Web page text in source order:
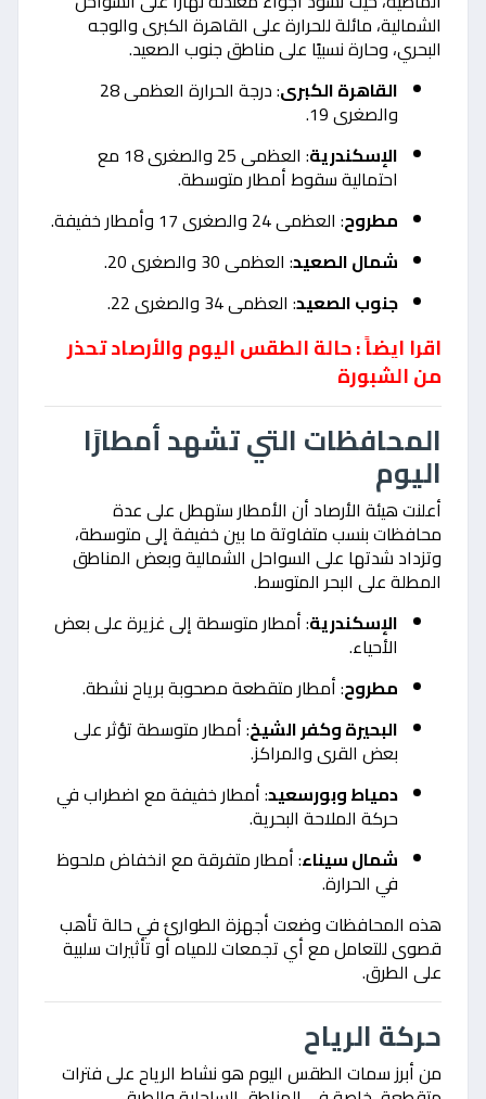
الشمالية، مائلة للحرارة على القاهرة الكبرى والوجه
البحري، وحارة نسبيًا على مناطق جنوب الصعيد.
القاهرة الكبرى
: درجة الحرارة العظمى 28
والصغرى 19.
الإسكندرية
: العظمى 25 والصغرى 18 مع
احتمالية سقوط أمطار متوسطة.
مطروح: العظمى 24 والصغرى 17 وأمطار خفيفة.
شمال الصعيد: العظمى 30 والصغرى 20.
جنوب الصعيد: العظمى 34 والصغرى 22.
اقرا ايضاً : حالة الطقس اليوم والأرصاد تحذر
من الشبورة
المحافظات التي تشهد أمطارًا
اليوم
أعلنت هيئة الأرصاد أن الأمطار ستهطل على عدة
محافظات بنسب متفاوتة ما بين خفيفة إلى متوسطة،
وتزداد شدتها على السواحل الشمالية وبعض المناطق
المطلة على البحر المتوسط.
الإسكندرية: أمطار متوسطة إلى غزيرة على بعض
الأحياء.
مطروح: أمطار متقطعة مصحوبة برياح نشطة.
البحيرة وكفر الشيخ: أمطار متوسطة تؤثر على
بعض القرى والمراكز.
دمياط وبورسعيد: أمطار خفيفة مع اضطراب في
حركة الملاحة البحرية.
شمال سيناء: أمطار متفرقة مع انخفاض ملحوظ
في الحرارة.
هذه المحافظات وضعت أجهزة الطوارئ في حالة تأهب
قصوى للتعامل مع أي تجمعات للمياه أو تأثيرات سلبية
على الطرق.
حركة الرياح
من أبرز سمات الطقس اليوم هو نشاط الرياح على فترات